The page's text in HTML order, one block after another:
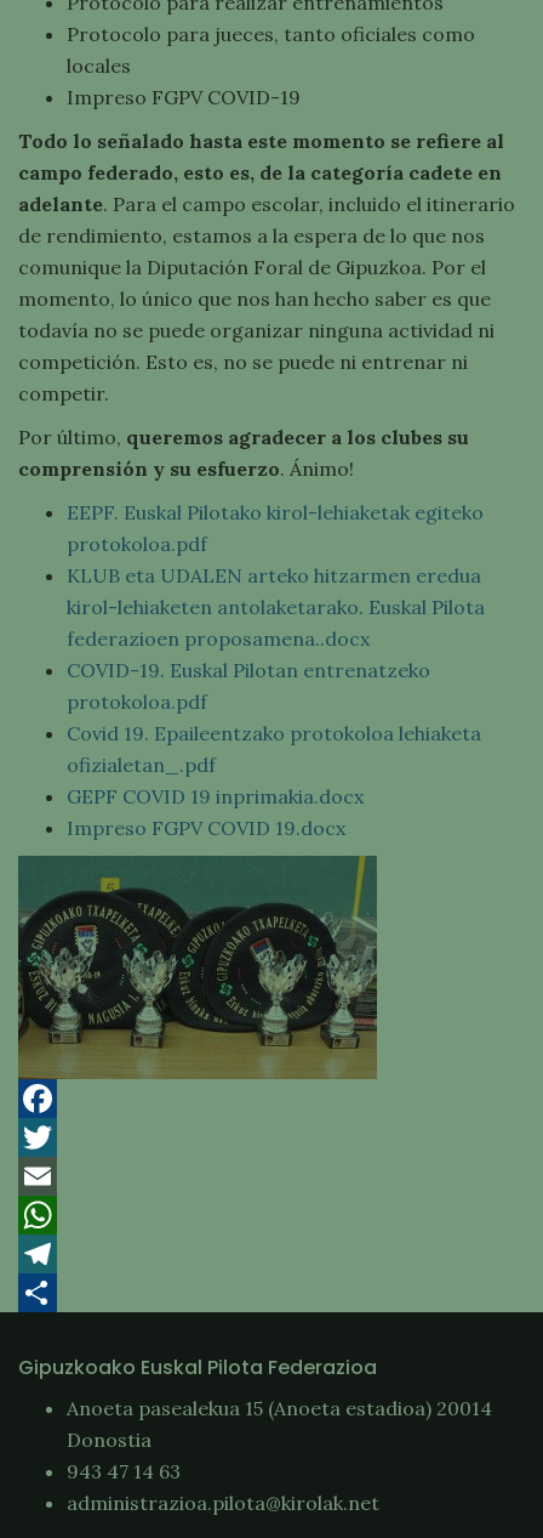
Protocolo para jueces, tanto oficiales como
locales
Impreso FGPV COVID-19
Todo lo señalado hasta este momento se refiere al
campo federado, esto es, de la categoría cadete en
adelante. Para el campo escolar, incluido el itinerario
de rendimiento, estamos a la espera de lo que nos
comunique la Diputación Foral de Gipuzkoa. Por el
momento, lo único que nos han hecho saber es que
todavía no se puede organizar ninguna actividad ni
competición. Esto es, no se puede ni entrenar ni
competir.
Por último, queremos agradecer a los clubes su
comprensión y su esfuerzo. Ánimo!
EEPF. Euskal Pilotako kirol-lehiaketak egiteko
protokoloa.pdf
KLUB eta UDALEN arteko hitzarmen eredua
kirol-lehiaketen antolaketarako. Euskal Pilota
federazioen proposamena..docx
COVID-19. Euskal Pilotan entrenatzeko
protokoloa.pdf
Covid 19. Epaileentzako protokoloa lehiaketa
ofizialetan_.pdf
GEPF COVID 19 inprimakia.docx
Impreso FGPV COVID 19.docx
Facebook
Twitter
Email
WhatsApp
Telegram
Gipuzkoako Euskal Pilota Federazioa
Anoeta pasealekua 15 (Anoeta estadioa) 20014
Donostia
943 47 14 63
administrazioa.pilota@kirolak.net